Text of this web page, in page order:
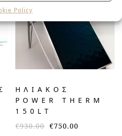
Policy
ΗΛΙΑΚΌΣ
POWER THERM
150LT
€930.00 €750.00